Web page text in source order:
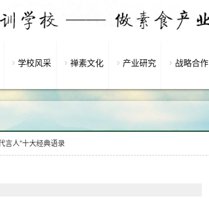
学校风采 禅素文化 产业研究 战略合作
言人”十大经典语录